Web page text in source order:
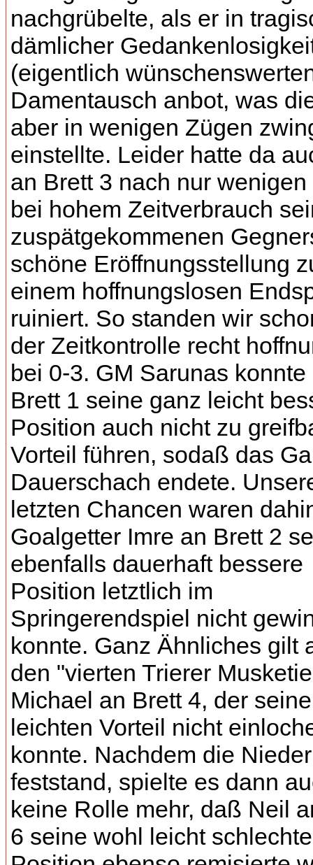
nachgrübelte, als er in
dämlicher
(eigentlich
Damentausch anbot, was
aber in wenigen Zügen
einstellte. Leider hatte da
an Brett 3 nach nur
bei hohem Zeitverbrauch
zuspätgekommenen
schöne Eröffnungsstellung
einem hoffnungslosen
ruiniert. So standen wir
der Zeitkontrolle recht
bei 0-3. GM Sarunas konnte
Brett 1 seine ganz leicht
Position auch nicht zu
Vorteil führen, sodaß das
Dauerschach endete.
letzten Chancen waren
Goalgetter Imre an Brett 2
ebenfalls dauerhaft bessere
Position letztlich im
Springerendspiel nicht
konnte. Ganz Ähnliches gilt
den "vierten Trierer
Michael an Brett 4, der
leichten Vorteil nicht
konnte. Nachdem die
feststand, spielte es dann
keine Rolle mehr, daß Neil
6 seine wohl leicht